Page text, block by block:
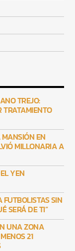
TREJO:
TRATAMIENTO
EN
MILLONARIA A
YEN
SIN
SERÁ DE TI”
UNA ZONA
21